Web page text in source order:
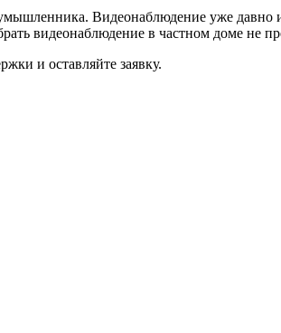
Видеонаблюдение уже давно
видеонаблюдение в частном доме
и оставляйте заявку.